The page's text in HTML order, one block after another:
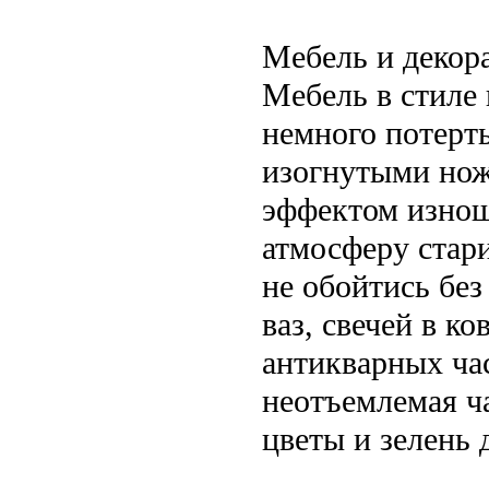
Мебель и
Мебель в
немного
изогнутыми
эффектом
атмосферу
не обойтись
ваз, свечей в
антикварных
неотъемлемая
цветы и зелень